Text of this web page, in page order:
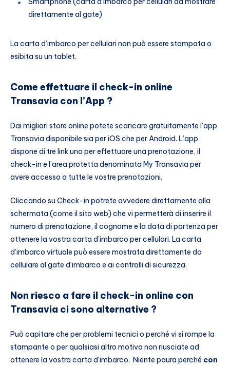
direttamente al gate)
La carta d’imbarco per cellulari non può essere stampata o
esibita su un tablet.
Come effettuare il check-in online
Transavia con l’App ?
Dai migliori store online potete scaricare gratuitamente l’app
Transavia disponibile sia per iOS che per Android. L’app
dispone di tre link uno per effettuare una prenotazione, il
check-in e l’area protetta denominata My Transavia per
avere accesso a tutte le vostre prenotazioni.
Cliccando su Check-in potrete avvedere direttamente alla
schermata (come il sito web) che vi permetterà di inserire il
numero di prenotazione, il cognome e la data di partenza per
ottenere la vostra carta d’imbarco per cellulari. La carta
d’imbarco virtuale può essere mostrata direttamente da
cellulare al gate d’imbarco e ai controlli di sicurezza.
Non riesco a fare il check-in online con
Transavia ci sono alternative ?
Può capitare che per problemi tecnici o perché vi si rompe la
stampante o per qualsiasi altro motivo non riusciate ad
ottenere la vostra carta d’imbarco. Niente paura perché con